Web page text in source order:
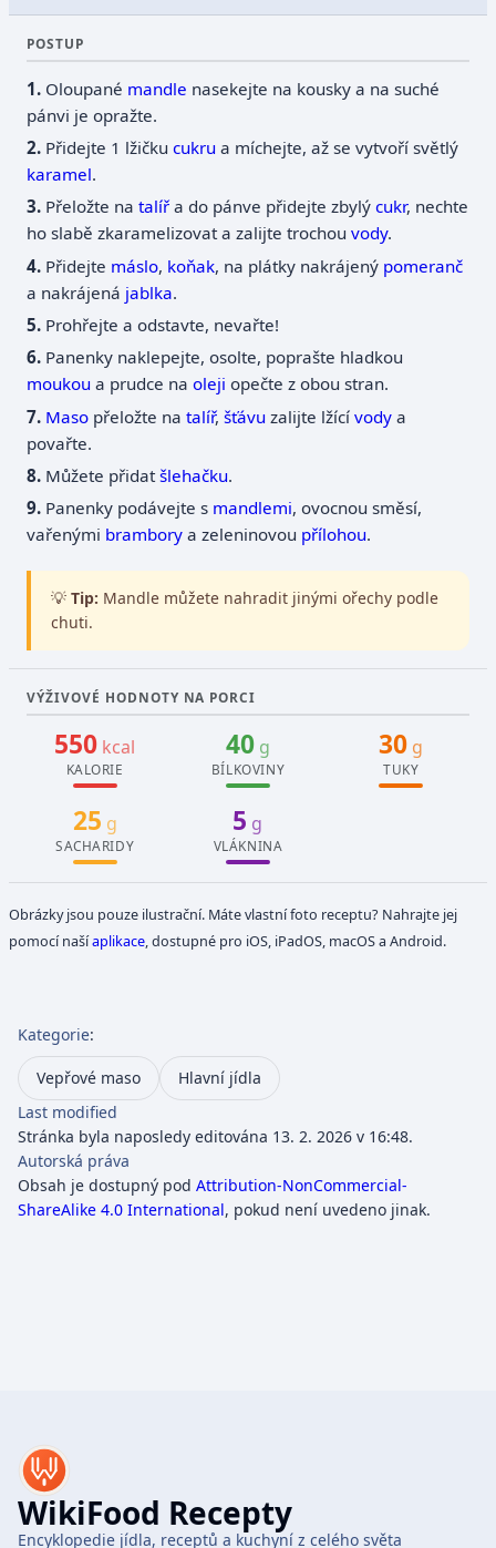
POSTUP
Oloupané mandle nasekejte na kousky a na suché
pánvi je opražte.
Přidejte 1 lžičkucukru a míchejte, až se vytvoří světlý
karamel.
Přeložte natalíř a do pánve přidejte zbylýcukr, nechte
ho slabě zkaramelizovat a zalijte trochouvody.
Přidejte máslo, koňak, na plátky nakrájený pomeranč
a nakrájená jablka.
Prohřejte a odstavte, nevařte!
Panenky naklepejte, osolte, poprašte hladkou
moukou a prudce naoleji opečte z obou stran.
Maso přeložte natalíř,šťávu zalijte lžícívody a
povařte.
Můžete přidatšlehačku.
Panenky podávejte s mandlemi, ovocnou směsí,
vařenými brambory a zeleninovou přílohou.
💡 Tip: Mandle můžete nahradit jinými ořechy podle
chuti.
VÝŽIVOVÉ HODNOTY NA PORCI
550 kcal
KALORIE
40g
BÍLKOVINY
30 g
TUKY
25 g
SACHARIDY
5 g
VLÁKNINA
Obrázky jsou pouze ilustrační. Máte vlastní foto receptu? Nahrajte jej
pomocí našíaplikace, dostupné pro iOS, iPadOS, macOS a Android.
Kategorie:
Vepřové maso
Hlavní jídla
Last modified
Stránka byla naposledy editována 13. 2. 2026 v 16:48.
Autorská práva
Obsah je dostupný pod Attribution-NonCommercial-
ShareAlike 4.0 International, pokud není uvedeno jinak.
WikiFood Recepty
Encyklopedie jídla, receptů a kuchyní z celého světa